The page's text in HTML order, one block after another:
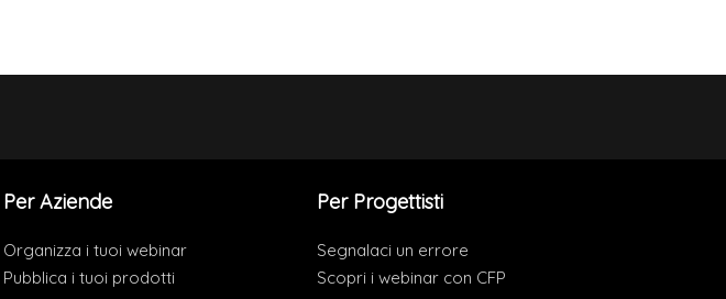
Per Aziende
Organizza i tuoi webinar
Pubblica i tuoi prodotti
Per Progettisti
Segnalaci un errore
Scopri i webinar con CFP